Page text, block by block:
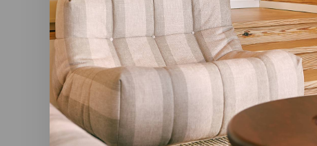
€62,00
-50%